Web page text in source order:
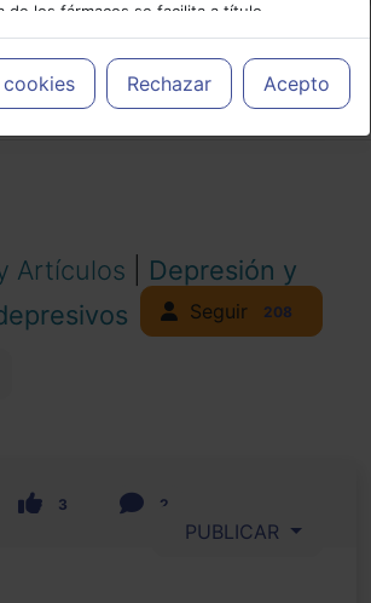
de los fármacos se facilita a título
siendo responsabilidad de los
prescribir medicamentos y decidir, en
el tratamiento más adecuado a las
Rechazar Acepto
PUBLICIDAD
Artículos
Depresión y
Seguir 208
3 2
PUBLICAR